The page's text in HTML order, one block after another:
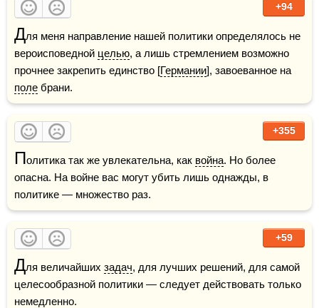
+94
Для меня направление нашей политики определялось не
вероисповедной целью, а лишь стремлением возможно
прочнее закрепить единство [Германии
поле брани.
+355
Политика так же увлекательна, как война. Но более
опасна. На войне вас могут убить лишь однажды, в
политике — множество раз.
+59
Для величайших задач, для лучших решений, для самой
целесообразной политики — следует действовать только
немедленно.